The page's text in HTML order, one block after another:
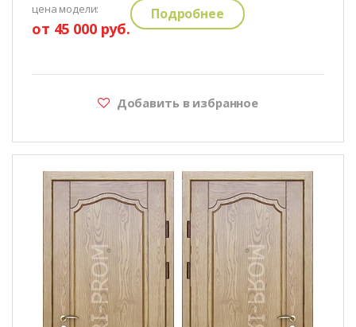
цена модели:
от 45 000 руб.
Подробнее
Добавить в избранное